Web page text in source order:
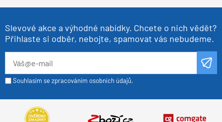
Slevové akce a výhodné nabídky. Chcete o nich vědět?
Přihlaste si odběr, nebojte, spamovat vás nebudeme.
Souhlasím se zpracováním osobních údajů.